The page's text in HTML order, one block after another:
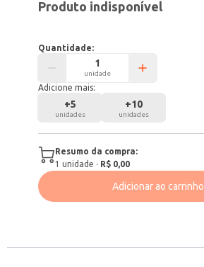
Produto indisponível
Quantidade:
unidade
Adicione mais:
+5
unidades
+10
unidades
Resumo da compra:
1 unidade · R$ 0,00
Adicionar ao carrinho